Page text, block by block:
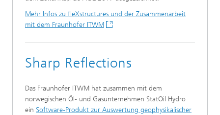
Mehr Infos zu fleXstructures und der Zusammenarbeit
mit dem Fraunhofer ITWM
Sharp Reflections
Das Fraunhofer ITWM hat zusammen mit dem
norwegischen Öl- und Gasunternehmen StatOil Hydro
ein Software-Produkt zur Auswertung geophysikalischer